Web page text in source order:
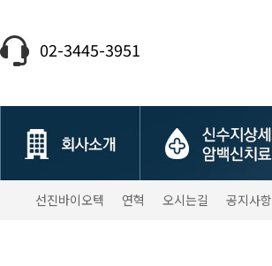
02-3445-3951
선진바이오텍 연혁 오시는길 공지사항